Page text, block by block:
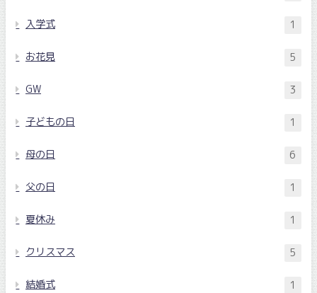
入学式 1
お花見 5
GW 3
子どもの日 1
母の日 6
父の日 1
夏休み 1
クリスマス 5
結婚式 1